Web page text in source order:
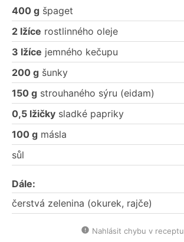
400 g špaget
2 lžíce rostlinného oleje
3 lžíce jemného kečupu
200 g šunky
150 g strouhaného sýru (eidam)
0,5 lžičky sladké papriky
100 g másla
sůl
Dále:
čerstvá zelenina (okurek, rajče)
Nahlásit chybu v receptu